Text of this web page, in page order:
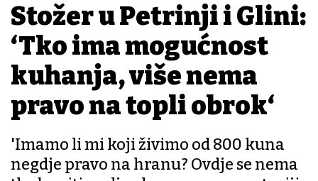
Stožer u Petrinji i Glini:
‘Tko ima mogućnost
kuhanja, više nema
pravo na topli obrok‘
'Imamo li mi koji živimo od 800 kuna
negdje pravo na hranu? Ovdje se nema